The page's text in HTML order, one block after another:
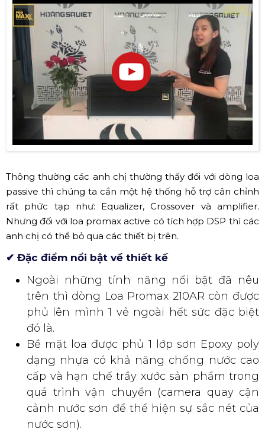
Thông thường các anh chị thường thấy đối với dòng loa
passive thì chúng ta cần một hệ thống hỗ trợ cân chỉnh
rất phức tạp như: Equalizer, Crossover và amplifier.
Nhưng đối với loa promax active có tích hợp DSP thì các
anh chị có thể bỏ qua các thiết bị trên.
✔ Đặc điểm nổi bật về thiết kế
Ngoài những tính năng nổi bật đã nêu
trên thì dòng Loa Promax 210AR còn được
phủ lên mình 1 vẻ ngoài hết sức đặc biệt
đó là.
Bề mặt loa được phủ 1 lớp sơn Epoxy poly
dạng nhựa có khả năng chống nước cao
cấp và hạn chế trầy xước sản phẩm trong
quá trình vận chuyển (camera quay cận
cảnh nước sơn để thể hiện sự sắc nét của
nước sơn).